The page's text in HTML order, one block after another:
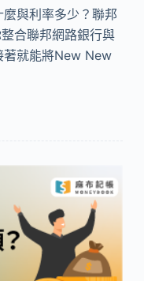
與利率多少？聯邦
合聯邦網路銀行與
就能將New New